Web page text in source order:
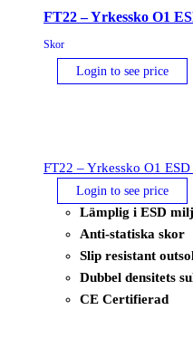
FT22 – Yrkessko O1
Skor
Login to see price
FT22 – Yrkessko O1 ESD
Login to see price
Lämplig i ESD
Anti-statiska skor
Slip resistant
Dubbel densitets
CE Certifierad